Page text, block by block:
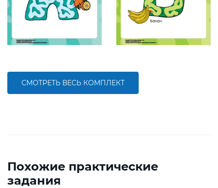
СМОТРЕТЬ ВЕСЬ КОМПЛЕКТ
Похожие практические
задания